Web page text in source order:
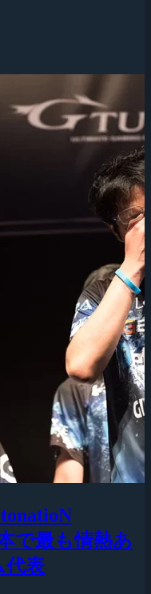
で最も情熱あ
代表